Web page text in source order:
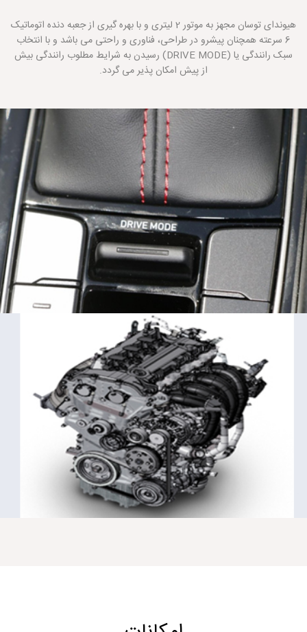
هیوندای توسان مجهز به موتور 2 لیتری و با بهره گیری از جعبه دنده اتوماتیک
6 سرعته همچنان پیشرو در طراحی، فناوری و راحتی می باشد و با انتخاب
سبک رانندگی یا (DRIVE MODE) رسیدن به شرایط مطلوب رانندگی بیش
از پیش امکان پذیر می گردد.